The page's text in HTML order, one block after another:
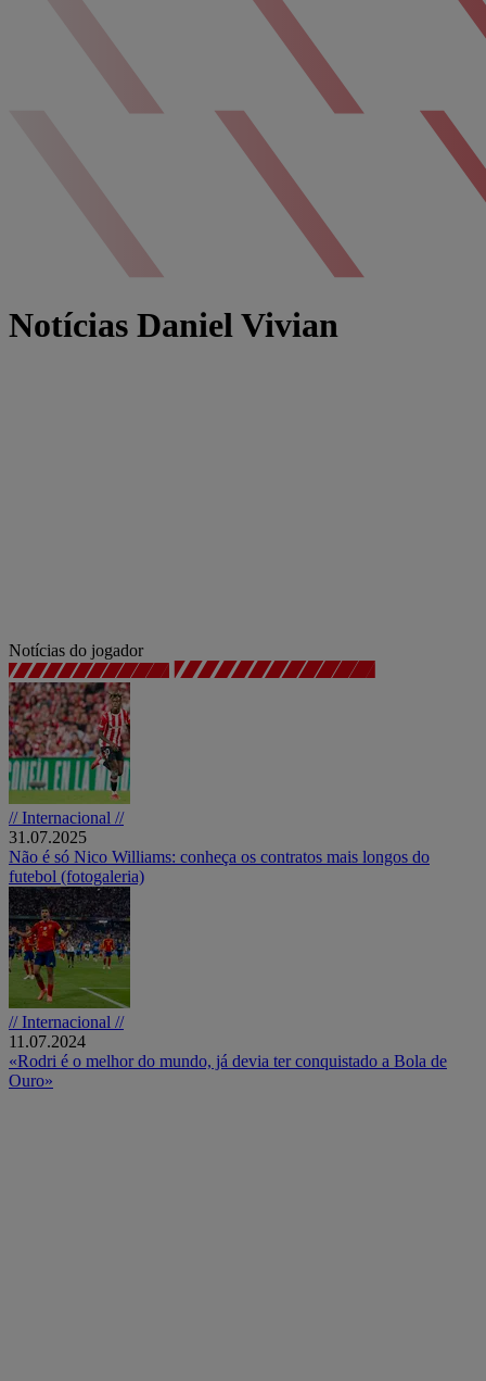
Notícias Daniel Vivian
Notícias do jogador
// Internacional //
31.07.2025
Não é só Nico Williams: conheça os contratos mais longos do
futebol (fotogaleria)
// Internacional //
11.07.2024
«Rodri é o melhor do mundo, já devia ter conquistado a Bola de
Ouro»